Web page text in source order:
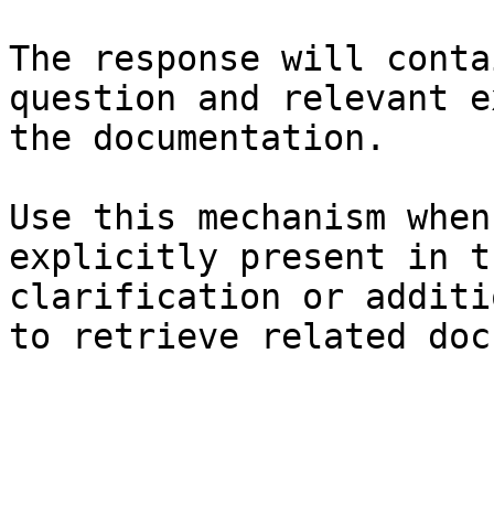
The response will
question and relevant
the documentation.
Use this mechanism
explicitly present in
clarification or